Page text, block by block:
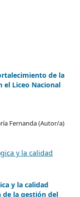
de la
el Liceo Nacional
Fernanda (Autor/a)
y la calidad
la gestión del